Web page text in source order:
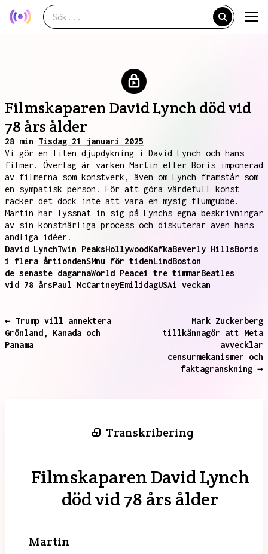
Filmskaparen David Lynch död vid
78 års ålder
28 min Tisdag 21 januari 2025
Vi gör en liten djupdykning i David Lynch och hans
filmer. Överlag är varken Martin eller Boris imponerad
av filmerna som konstverk, även om Lynch framstår som
en sympatisk person. För att göra värdefull konst
räcker det dock inte att vara en mysig flumgubbe.
Martin har lyssnat in sig på Lynchs egna beskrivningar
av sin konstnärliga process och diskuterar även hans
andliga idéer.
David LynchTwin PeaksHollywoodKafkaBeverly HillsBoris
i flera årtiondenSMnu för tidenLindBoston
de senaste dagarnaWorld Peacei tre timmarBeatles
vid 78 årsPaul McCartneyEmilidagUSAi veckan
← Trump vill annektera
Grönland, Kanada och
Panama
Mark Zuckerberg
tillkännagör att Meta
avvecklar
censurmekanismer och
faktagranskning →
Transkribering
Filmskaparen David Lynch
död vid 78 års ålder
Martin